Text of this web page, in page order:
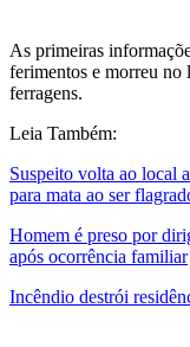
As primeiras
ferimentos e morreu no
ferragens.
Leia Também:
Suspeito volta ao local
para mata ao ser
Homem é preso por
após ocorrência familiar
Incêndio destrói